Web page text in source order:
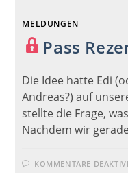
MELDUNGEN
Pass
Die Idee hatte Edi
Andreas?) auf
stellte die Frage,
Nachdem wir
KOMMENTARE